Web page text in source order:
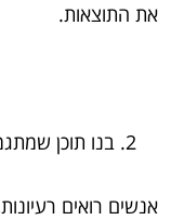
את התוצאות.
בנו תוכן
אנשים רואים